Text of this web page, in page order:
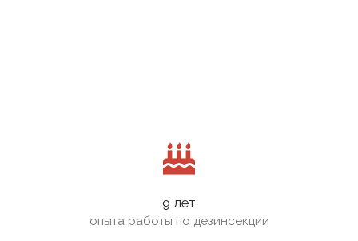
9 лет
опыта работы по дезинсекции